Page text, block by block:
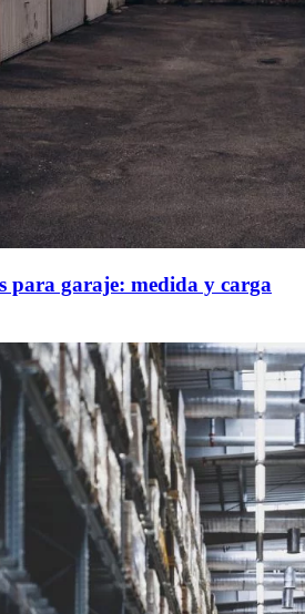
para garaje: medida y carga